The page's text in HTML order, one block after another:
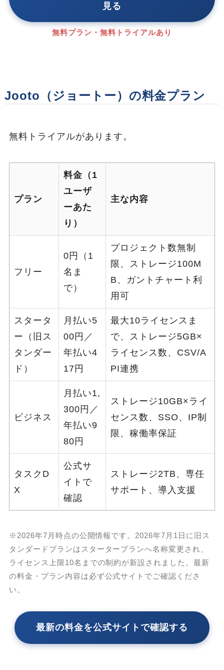
見る
無料プラン・無料トライアルあり
Jooto（ジョートー）の料金プラン
無料トライアルがあります。
プラン
料金（1
ユーザ
ーあた
り）
主な内容
フリー
0円（1
名ま
で）
プロジェクト数無制
限、ストレージ100M
B、ガントチャート利
用可
スタータ
ー（旧ス
タンダー
ド）
月払い5
00円／
年払い4
17円
最大10ライセンスま
で、ストレージ5GB×
ライセンス数、CSV/A
PI連携
ビジネス
月払い1,
300円／
年払い9
80円
ストレージ10GB×ライ
センス数、SSO、IP制
限、稼働率保証
タスクD
X
公式サ
イトで
確認
ストレージ2TB、専任
サポート、導入支援
※2026年7月時点の公開情報です。2026年7月1日に旧ス
タンダードプランはスタータープランへ名称変更され、
ライセンス上限10名までの制約が新設されました。最新
の料金・プラン内容は必ず公式サイトでご確認くださ
い。
最新の料金を公式サイトで確認する